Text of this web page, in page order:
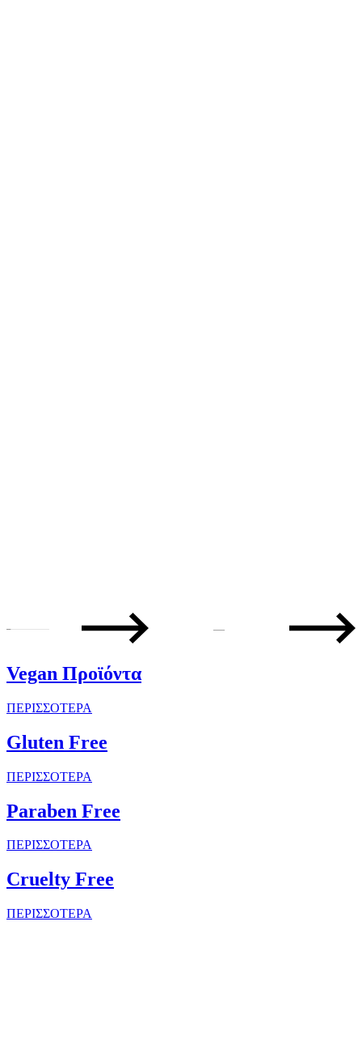
—
Vegan Προϊόντα
ΠΕΡΙΣΣΟΤΕΡΑ
Gluten Free
ΠΕΡΙΣΣΟΤΕΡΑ
Paraben Free
ΠΕΡΙΣΣΟΤΕΡΑ
Cruelty Free
ΠΕΡΙΣΣΟΤΕΡΑ